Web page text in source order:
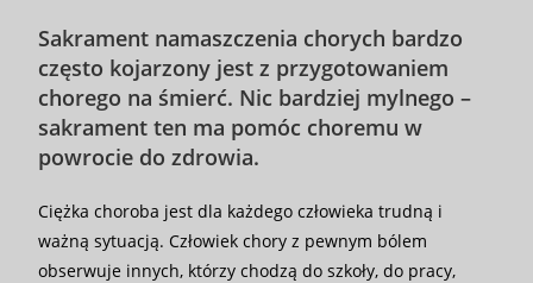
Sakrament namaszczenia chorych bardzo
często kojarzony jest z przygotowaniem
chorego na śmierć. Nic bardziej mylnego –
sakrament ten ma pomóc choremu w
powrocie do zdrowia.
Ciężka choroba jest dla każdego człowieka trudną i
ważną sytuacją. Człowiek chory z pewnym bólem
obserwuje innych, którzy chodzą do szkoły, do pracy,